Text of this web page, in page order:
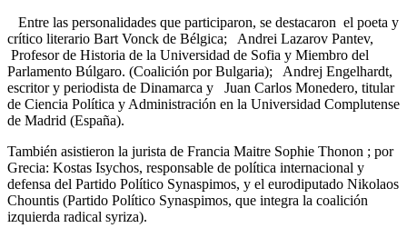
Entre las personalidades que participaron, se destacaron el poeta y
crítico literario Bart Vonck de Bélgica; Andrei Lazarov Pantev,
Profesor de Historia de la Universidad de Sofia y Miembro del
Parlamento Búlgaro. (Coalición por Bulgaria); Andrej Engelhardt,
escritor y periodista de Dinamarca y Juan Carlos Monedero, titular
de Ciencia Política y Administración en la Universidad Complutense
de Madrid (España).
También asistieron la jurista de Francia Maitre Sophie Thonon ; por
Grecia: Kostas Isychos, responsable de política internacional y
defensa del Partido Político Synaspimos, y el eurodiputado Nikolaos
Chountis (Partido Político Synaspimos, que integra la coalición
izquierda radical syriza).